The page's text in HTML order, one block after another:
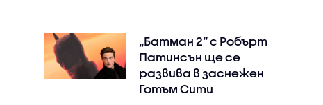
„Батман 2“ с Робърт
Патинсън ще се
развива в заснежен
Готъм Сити